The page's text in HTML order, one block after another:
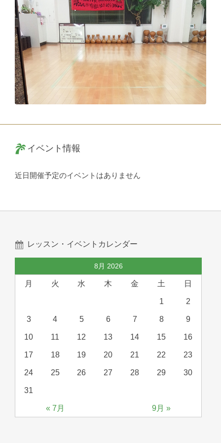
イベント情報
近日開催予定のイベントはありません
レッスン・イベントカレンダー
8月 2026
月 火 水 木 金 土 日
1 2
3 4 5 6 7 8 9
10 11 12 13 14 15 16
17 18 19 20 21 22 23
24 25 26 27 28 29 30
31
« 7月 9月 »